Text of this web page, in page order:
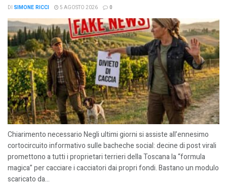
DI SIMONE RICCI 5 AGOSTO 2026 0
Chiarimento necessario Negli ultimi giorni si assiste all’ennesimo
cortocircuito informativo sulle bacheche social: decine di post virali
promettono a tutti i proprietari terrieri della Toscana la “formula
magica” per cacciare i cacciatori dai propri fondi. Bastano un modulo
scaricato da...